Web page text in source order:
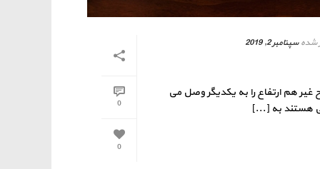
0
0
شده سپتامبر 2, 2019
هم ارتفاع را به یکدیگر وصل می
هستند به [...]